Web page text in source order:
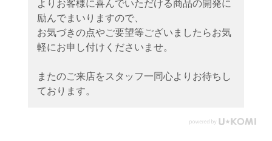
よりお客様に喜んでいただける商品の開発に
励んでまいりますので、
お気づきの点やご要望等ございましたらお気
軽にお申し付けくださいませ。
またのご来店をスタッフ一同心よりお待ちし
ております。